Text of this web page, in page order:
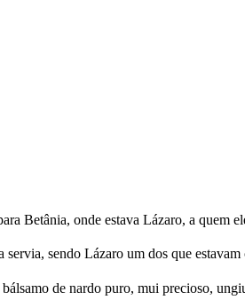
Betânia, onde estava Lázaro, a quem
sendo Lázaro um dos que estavam
de nardo puro, mui precioso,